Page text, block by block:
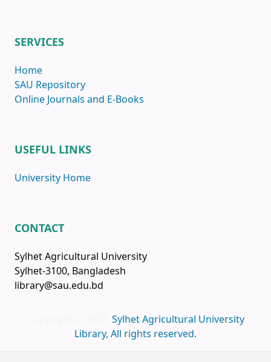
SERVICES
Home
SAU Repository
Online Journals and E-Books
USEFUL LINKS
University Home
CONTACT
Sylhet Agricultural University
Sylhet-3100, Bangladesh
library@sau.edu.bd
Sylhet Agricultural University
Library, All rights reserved.